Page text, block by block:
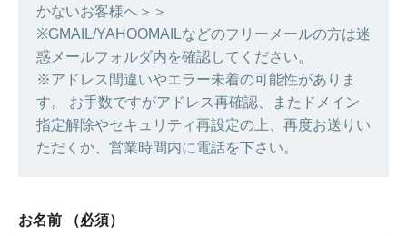
かないお客様へ＞＞
※GMAIL/YAHOOMAILなどのフリーメールの方は迷
惑メールフォルダ内を確認してください。
※アドレス間違いやエラー未着の可能性がありま
す。 お手数ですがアドレス再確認、またドメイン
指定解除やセキュリティ再設定の上、再度お送りい
ただくか、営業時間内に電話を下さい。
お名前 （必須）